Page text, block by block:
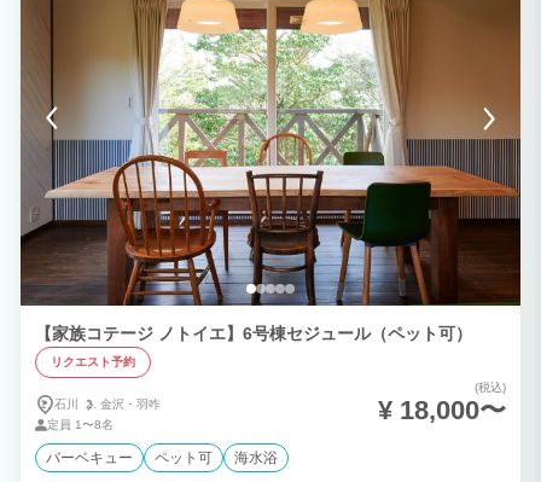
【家族コテージ ノトイエ】6号棟セジュール（ペット可）
リクエスト予約
石川 金沢・ 羽咋
定員 1〜8名
(税込)
¥ 18,000〜
バーベキュー ペット可 海水浴